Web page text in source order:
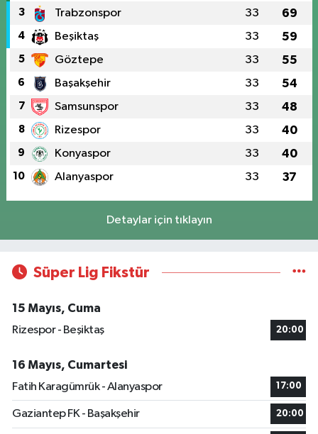
3 Trabzonspor 33 69
4 Beşiktaş 33 59
5 Göztepe 33 55
6 Başakşehir 33 54
7 Samsunspor 33 48
8 Rizespor 33 40
9 Konyaspor 33 40
10 Alanyaspor 33 37
Detaylar için tıklayın
Süper Lig Fikstür
15 Mayıs, Cuma
Rizespor - Beşiktaş
20:00
16 Mayıs, Cumartesi
Fatih Karagümrük - Alanyaspor
17:00
Gaziantep FK - Başakşehir 20:00